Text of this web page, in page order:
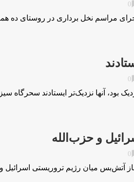
0
مراسم نخل برداری در روستای ده
0
بود، آنها نزدیک‌تر ایستادند
و حزب‌الله
0
آتش‌بس میان رژیم تروریستی اسرائیل